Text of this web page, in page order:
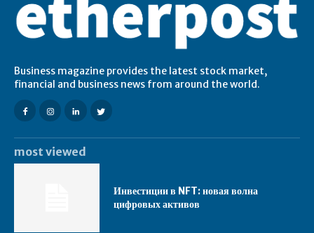
Business magazine provides the latest stock market,
financial and business news from around the world.
most viewed
Инвестиции в NFT: новая волна
цифровых активов